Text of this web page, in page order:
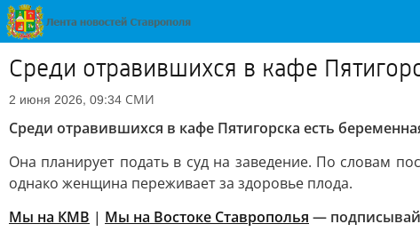
Среди отравившихся в кафе
2 июня 2026, 09:34 СМИ
Среди отравившихся в кафе Пятигорска есть
Она планирует подать в суд на заведение. По словам
однако женщина переживает за здоровье плода.
Мы на КМВ | Мы на Востоке Ставрополья —